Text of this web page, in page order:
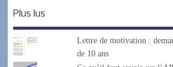
Plus lus
Lettre de motivation :
de 10 ans